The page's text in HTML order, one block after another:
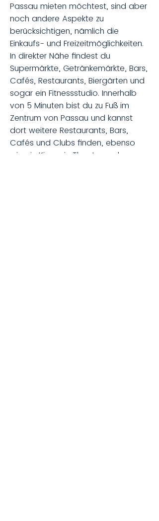
Passau mieten möchtest, sind aber
noch andere Aspekte zu
berücksichtigen, nämlich die
Einkaufs- und Freizeitmöglichkeiten.
In direkter Nähe findest du
Supermärkte, Getränkemärkte, Bars,
Cafés, Restaurants, Biergärten und
sogar ein Fitnessstudio. Innerhalb
von 5 Minuten bist du zu Fuß im
Zentrum von Passau und kannst
dort weitere Restaurants, Bars,
Cafés und Clubs finden, ebenso
wie ein Kino, ein Theater und